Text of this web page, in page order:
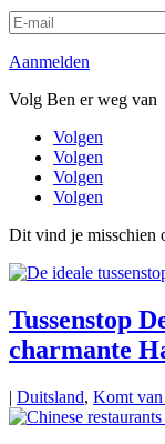
Aanmelden
Volg Ben er weg van
Volgen
Volgen
Volgen
Volgen
Dit vind je misschien
Tussenstop
charmante
| Duitsland, Komt van